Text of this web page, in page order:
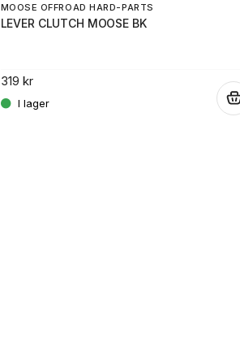
MOOSE OFFROAD HARD-PARTS
LEVER CLUTCH MOOSE BK
319 kr